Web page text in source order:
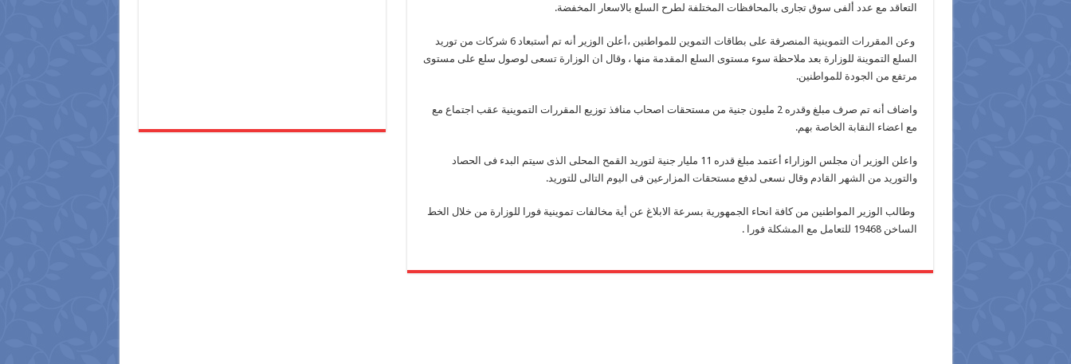
التعاقد مع عدد ألفى سوق تجارى بالمحافظات المختلفة لطرح السلع بالاسعار المخفضة.
وعن المقررات التموينية المنصرفة على بطاقات التموين للمواطنين ،أعلن الوزير أنه تم أستبعاد 6 شركات من توريد
السلع التموينة للوزارة بعد ملاحظة سوء مستوى السلع المقدمة منها ، وقال ان الوزارة تسعى لوصول سلع على مستوى
مرتفع من الجودة للمواطنين.
واضاف أنه تم صرف مبلغ وقدره 2 مليون جنية من مستحقات اصحاب منافذ توزيع المقررات التموينية عقب اجتماع مع
مع اعضاء النقابة الخاصة بهم.
واعلن الوزير أن مجلس الوزاراء أعتمد مبلغ قدره 11 مليار جنية لتوريد القمح المحلى الذى سيتم البدء فى الحصاد
والتوريد من الشهر القادم وقال نسعى لدفع مستحقات المزارعين فى اليوم التالى للتوريد.
وطالب الوزير المواطنين من كافة انحاء الجمهورية بسرعة الابلاغ عن أية مخالفات تموينية فورا للوزارة من خلال الخط
الساخن 19468 للتعامل مع المشكلة فورا .